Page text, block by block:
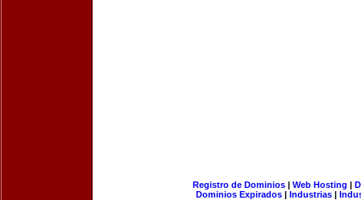
Registro de Dominios| Web Hosting |
Dominios Expirados | Industrias |